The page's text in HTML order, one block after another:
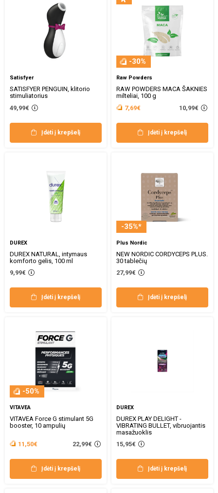
Satisfyer
SATISFYER PENGUIN, klitorio
stimuliatorius
49,99€
Įdėti į krepšelį
-30%
Raw Powders
RAW POWDERS MACA ŠAKNIES
milteliai, 100 g
7,69€
10,99€
Įdėti į krepšelį
DUREX
DUREX NATURAL, intymaus
komforto gelis, 100 ml
9,99€
Įdėti į krepšelį
-35%*
Plus Nordic
NEW NORDIC CORDYCEPS PLUS.
30 tablečių
27,99€
Įdėti į krepšelį
-50%
VITAVEA
VITAVEA Force G stimulant 5G
booster, 10 ampulių
11,50€ 22,99€
Įdėti į krepšelį
DUREX
DUREX PLAY DELIGHT -
VIBRATING BULLET, vibruojantis
masažuoklis
15,95€
Įdėti į krepšelį